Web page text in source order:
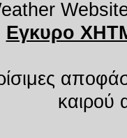
Εγκυρο
καιρού